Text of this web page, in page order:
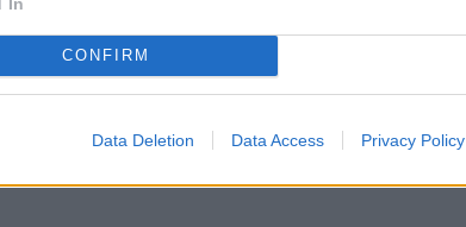
CONFIRM
Data Deletion Data Access Privacy Policy